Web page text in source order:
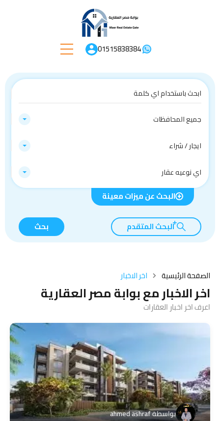
01515838384
جميع المحافظات
ايجار / شراء
اي نوعيه عقار
البحث عن ميزات معينة
البحث المتقدم بحث
الصفحة الرئيسية اخر الاخبار
اخر الاخبار مع بوابة مصر العقارية
اعرف اخر اخبار العقارات
بواسطةahmed ashraf